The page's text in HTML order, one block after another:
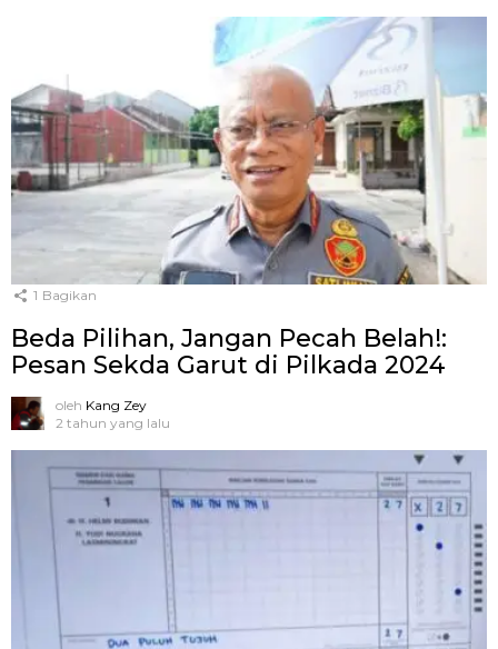
1 Bagikan
Beda Pilihan, Jangan Pecah Belah!:
Pesan Sekda Garut di Pilkada 2024
oleh Kang Zey
2 tahun yang lalu